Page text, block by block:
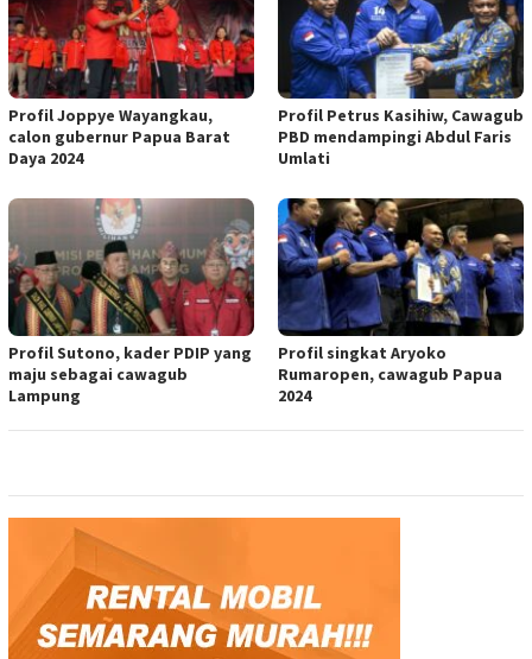
Profil Joppye Wayangkau,
calon gubernur Papua Barat
Daya 2024
Profil Petrus Kasihiw, Cawagub
PBD mendampingi Abdul Faris
Umlati
Profil Sutono, kader PDIP yang
maju sebagai cawagub
Lampung
Profil singkat Aryoko
Rumaropen, cawagub Papua
2024